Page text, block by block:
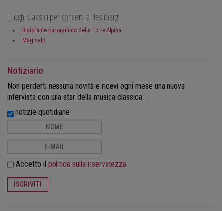
Luoghi classici per concerti a Hasliberg
Ristorante panoramico della Torre Alpina
Mägisalp
Notiziario
Non perderti nessuna novità e ricevi ogni mese una nuova
intervista con una star della musica classica:
notizie quotidiane
Accetto il politica sulla riservatezza
ISCRIVITI